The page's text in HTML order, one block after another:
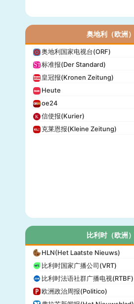
奥地利（欧洲）
奥地利国家电视台(ORF)
标准报(Der Standard)
皇冠报(Kronen Zeitung)
Heute
oe24
信使报(Kurier)
克莱恩报(Kleine Zeitung)
比利时（欧洲）
HLN(Het Laatste Nieuws)
比利时国家广播公司(VRT)
比利时法语社群广播电视(RTBF)
欧洲政治周报(Politico)